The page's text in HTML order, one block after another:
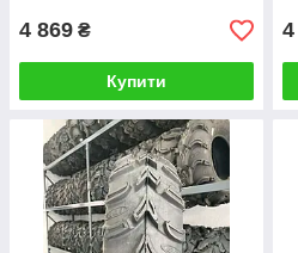
4 869 ₴
Купити